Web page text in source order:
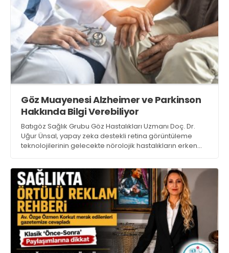
Göz Muayenesi Alzheimer ve Parkinson
Hakkında Bilgi Verebiliyor
Batıgöz Sağlık Grubu Göz Hastalıkları Uzmanı Doç. Dr.
Uğur Ünsal, yapay zeka destekli retina görüntüleme
teknolojilerinin gelecekte nörolojik hastalıkların erken
tek başına kesin tanı koyan testler olarak
değerlendirilmemesi gerektiğini vurguluyor